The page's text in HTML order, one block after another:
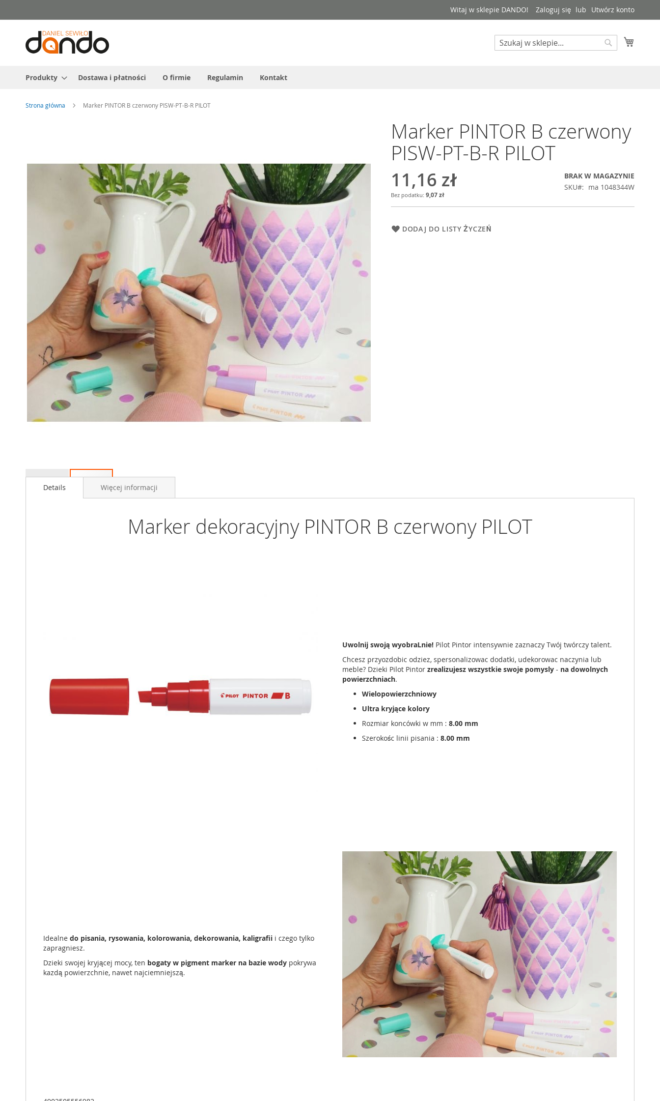
do
treści
Witaj w sklepie DANDO! Zaloguj się Utwórz konto
Search
Produkty Dostawa i płatności O firmie Regulamin Kontakt
Strona główna Marker PINTOR B czerwony PISW-PT-B-R PILOT
na
początek
Marker PINTOR B czerwony
PISW-PT-B-R PILOT
11,16 zł
9,07 zł
BRAK W MAGAZYNIE
SKU
ma 1048344W
DODAJ DO LISTY ŻYCZEŃ
Details
Marker dekoracyjny PINTOR B czerwony PILOT
Uwolnij swoją wyobraLnie! Pilot Pintor intensywnie zaznaczy Twój twórczy talent.
Chcesz przyozdobic odziez, spersonalizowac dodatki, udekorowac naczynia lub
meble? Dzieki Pilot Pintor zrealizujesz wszystkie swoje pomysly - na dowolnych
powierzchniach.
Wielopowierzchniowy
Ultra kryjące kolory
Rozmiar koncówki w mm : 8.00 mm
Szerokośc linii pisania : 8.00 mm
Idealne do pisania, rysowania, kolorowania, dekorowania, kaligrafii i czego tylko
zapragniesz.
Dzieki swojej kryjącej mocy, ten bogaty w pigment marker na bazie wody pokrywa
kazdą powierzchnie, nawet najciemniejszą.
Więcej informacji